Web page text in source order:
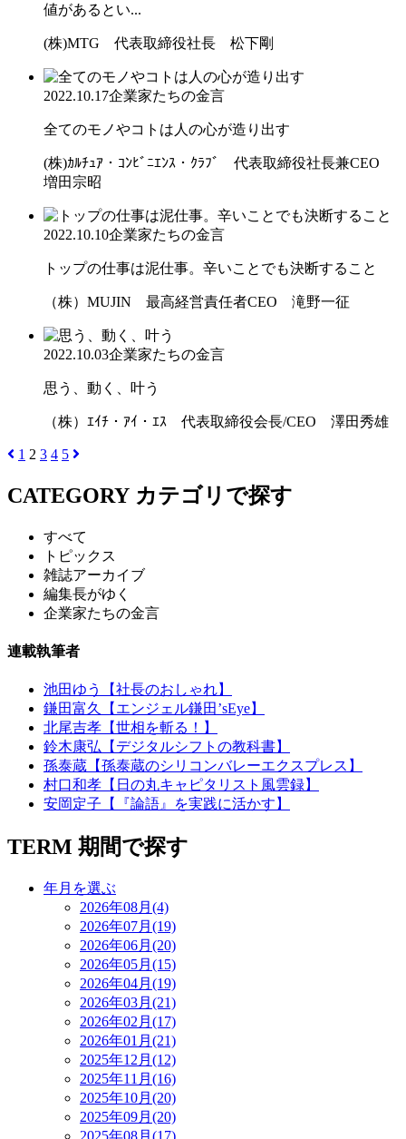
値があるとい...
(株)MTG 代表取締役社長 松下剛
2022.10.17企業家たちの金言
全てのモノやコトは人の心が造り出す
(株)ｶﾙﾁｭｱ・ｺﾝﾋﾞﾆｴﾝｽ・ｸﾗﾌﾞ 代表取締役社長兼CEO
増田宗昭
2022.10.10企業家たちの金言
トップの仕事は泥仕事。辛いことでも決断すること
（株）MUJIN 最高経営責任者CEO 滝野一征
2022.10.03企業家たちの金言
思う、動く、叶う
（株）ｴｲﾁ・ｱｲ・ｴｽ 代表取締役会長/CEO 澤田秀雄
1 2 3 4 5
CATEGORY カテゴリで探す
すべて
トピックス
雑誌アーカイブ
編集長がゆく
企業家たちの金言
連載執筆者
池田ゆう【社長のおしゃれ】
鎌田富久【エンジェル鎌田’sEye】
北尾吉孝【世相を斬る！】
鈴木康弘【デジタルシフトの教科書】
孫泰蔵【孫泰蔵のシリコンバレーエクスプレス】
村口和孝【日の丸キャピタリスト風雲録】
安岡定子【『論語』を実践に活かす】
TERM 期間で探す
年月を選ぶ
2026年08月(4)
2026年07月(19)
2026年06月(20)
2026年05月(15)
2026年04月(19)
2026年03月(21)
2026年02月(17)
2026年01月(21)
2025年12月(12)
2025年11月(16)
2025年10月(20)
2025年09月(20)
2025年08月(17)